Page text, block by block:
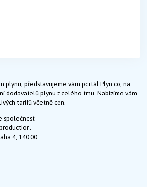
plynu, představujeme vám portál Plyn.co, na
dodavatelů plynu z celého trhu. Nabízíme vám
tarifů včetně cen.
společnost
4, 140 00